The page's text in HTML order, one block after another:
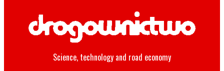
Science, technology and road economy